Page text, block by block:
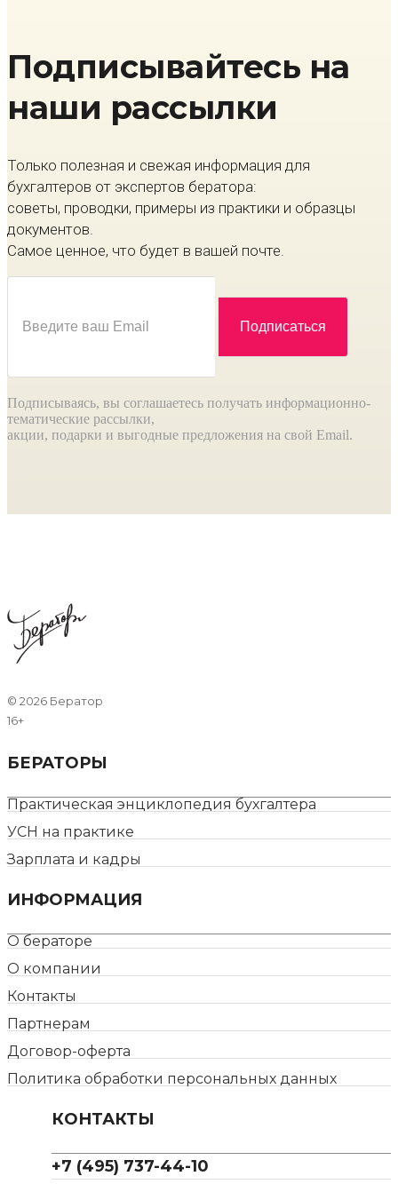
Подписывайтесь на
наши рассылки
Только полезная и свежая информация для
бухгалтеров от экспертов бератора:
советы, проводки, примеры из практики и образцы
документов.
Самое ценное, что будет в вашей почте.
Подписываясь, вы соглашаетесь получать информационно-
тематические рассылки,
акции, подарки и выгодные предложения на свой Email.
© 2026 Бератор
16+
БЕРАТОРЫ
Практическая энциклопедия бухгалтера
УСН на практике
Зарплата и кадры
ИНФОРМАЦИЯ
О бераторе
О компании
Контакты
Партнерам
Договор-оферта
Политика обработки персональных данных
КОНТАКТЫ
+7 (495) 737-44-10